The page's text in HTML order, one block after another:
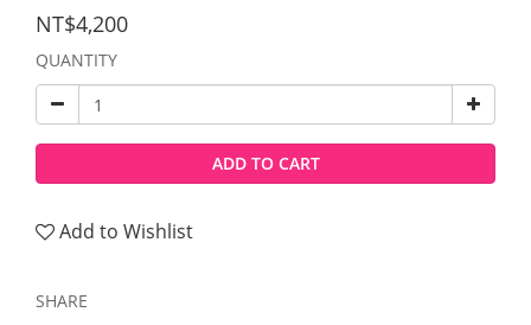
NT$4,200
QUANTITY
ADD TO CART
Add to Wishlist
SHARE